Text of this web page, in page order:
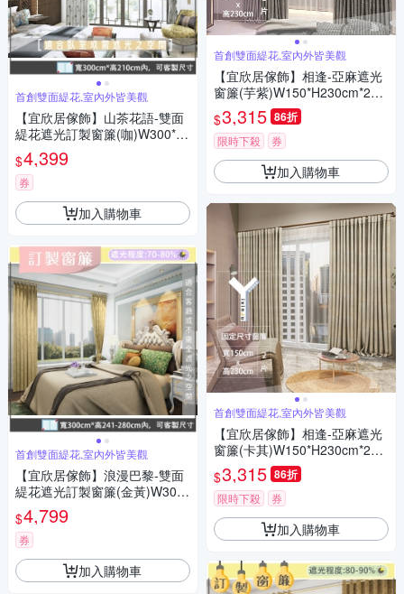
首創雙面緹花,室內外皆美觀
【宜欣居傢飾】山茶花語-雙面
緹花遮光訂製窗簾(咖)W300*H
210cm以內*2片/台灣製
$4,399
券
加入購物車
首創雙面緹花,室內外皆美觀
【宜欣居傢飾】浪漫巴黎-雙面
緹花遮光訂製窗簾(金黃)W300*
H241-280cm以內*2片/台灣製
$4,799
券
加入購物車
首創雙面緹花,室內外皆美觀
【宜欣居傢飾】相逢-亞麻遮光
窗簾(芋紫)W150*H230cm*2片/
遮光/摺景/半腰/窗簾/台灣製MI
T
$3,315 86折
限時下殺 券
加入購物車
首創雙面緹花,室內外皆美觀
【宜欣居傢飾】相逢-亞麻遮光
窗簾(卡其)W150*H230cm*2片/
遮光/摺景/半腰/窗簾/台灣製MI
T
$3,315 86折
限時下殺 券
加入購物車